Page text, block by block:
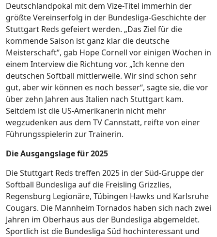
Deutschlandpokal mit dem Vize-Titel immerhin der
größte Vereinserfolg in der Bundesliga-Geschichte der
Stuttgart Reds gefeiert werden. „Das Ziel für die
kommende Saison ist ganz klar die deutsche
Meisterschaft“, gab Hope Cornell vor einigen Wochen in
einem Interview die Richtung vor. „Ich kenne den
deutschen Softball mittlerweile. Wir sind schon sehr
gut, aber wir können es noch besser“, sagte sie, die vor
über zehn Jahren aus Italien nach Stuttgart kam.
Seitdem ist die US-Amerikanerin nicht mehr
wegzudenken aus dem TV Cannstatt, reifte von einer
Führungsspielerin zur Trainerin.
Die Ausgangslage für 2025
Die Stuttgart Reds treffen 2025 in der Süd-Gruppe der
Softball Bundesliga auf die Freisling Grizzlies,
Regensburg Legionäre, Tübingen Hawks und Karlsruhe
Cougars. Die Mannheim Tornados haben sich nach zwei
Jahren im Oberhaus aus der Bundesliga abgemeldet.
Sportlich ist die Bundesliga Süd hochinteressant und